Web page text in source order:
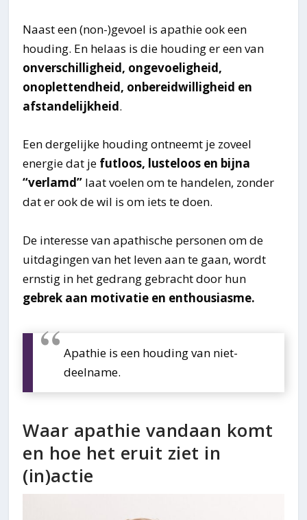
Naast een (non-)gevoel is apathie ook een
houding. En helaas is die houding er een van
onverschilligheid, ongevoeligheid,
onoplettendheid, onbereidwilligheid en
afstandelijkheid.
Een dergelijke houding ontneemt je zoveel
energie dat je futloos, lusteloos en bijna
“verlamd” laat voelen om te handelen, zonder
dat er ook de wil is om iets te doen.
De interesse van apathische personen om de
uitdagingen van het leven aan te gaan, wordt
ernstig in het gedrang gebracht door hun
gebrek aan motivatie en enthousiasme.
Apathie is een houding van niet-
deelname.
Waar apathie vandaan komt
en hoe het eruit ziet in
(in)actie